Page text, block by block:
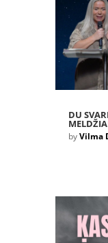
DU
byVilma